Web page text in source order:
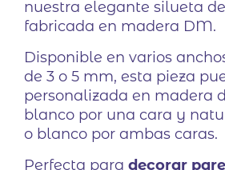
nuestra elegante silueta
fabricada en madera DM.
Disponible en varios
de 3 o 5 mm, esta pieza
personalizada en madera
blanco por una cara y
o blanco por ambas caras.
Perfecta para decorar